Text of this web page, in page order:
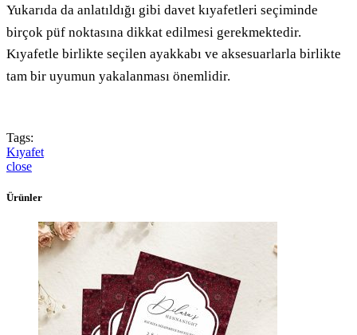
Yukarıda da anlatıldığı gibi davet kıyafetleri seçiminde
birçok püf noktasına dikkat edilmesi gerekmektedir.
Kıyafetle birlikte seçilen ayakkabı ve aksesuarlarla birlikte
tam bir uyumun yakalanması önemlidir.
Tags:
Kıyafet
close
Ürünler